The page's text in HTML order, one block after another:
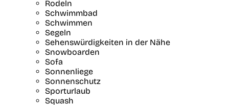
Rodeln
Schwimmbad
Schwimmen
Segeln
Sehenswürdigkeiten in der Nähe
Snowboarden
Sofa
Sonnenliege
Sonnenschutz
Sporturlaub
Squash